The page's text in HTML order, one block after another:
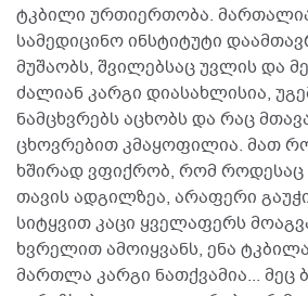
ტკბილი ურთიერთობა.
სამედიცინო ინსტიტუტი
მუშაობს, შვილებსაც უვლის და
ძალიან კარგი დიასახლისია,
ნამცხვრებს აცხობს და რაც
ცხოვრებით კმაყოფილია. მათ
ხშირად ვფიქრობ, რომ როდესაც
თავის ადგილზეა, არაფერი
სიტყვით კაცი ყველაფერს
ხვრელით ამოიყვანს, ენა
მართლა კარგი ნათქვამია... მეც